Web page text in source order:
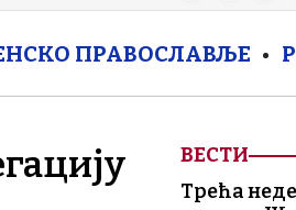
ПРАВОСЛАВЉЕ
ВЕСТИ
Трећа